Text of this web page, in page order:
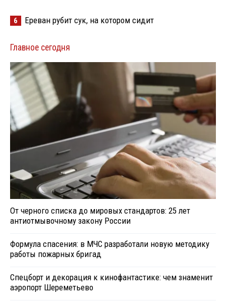
6 Ереван рубит сук, на котором сидит
Главное сегодня
От черного списка до мировых стандартов: 25 лет
антиотмывочному закону России
Формула спасения: в МЧС разработали новую методику
работы пожарных бригад
Спецборт и декорация к кинофантастике: чем знаменит
аэропорт Шереметьево